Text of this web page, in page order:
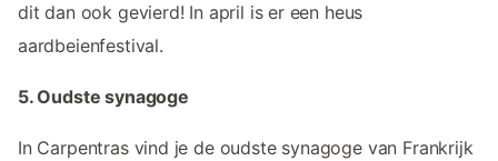
dit dan ook gevierd! In april is er een heus
aardbeienfestival.
5. Oudste synagoge
In Carpentras vind je de oudste synagoge van Frankrijk